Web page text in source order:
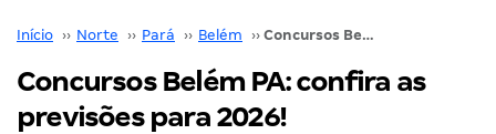
Início ›› Norte ›› Pará ›› Belém ›› Concursos Belém PA: confira as previsões para 2026!
Concursos Belém PA: confira as
previsões para 2026!